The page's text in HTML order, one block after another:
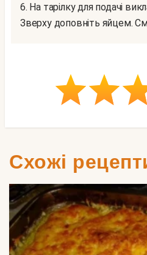
6. На тарілку для подачі викладіть зелень і салат.
Зверху доповніть яйцем.
Схожі